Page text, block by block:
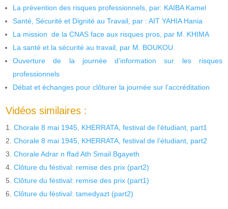
La prévention des risques professionnels, par: KAIBA Kamel
Santé, Sécurité et Dignité au Travail, par : AIT YAHIA Hania
La mission de la CNAS face aux risques pros, par M. KHIMA
La santé et la sécurité au travail, par M. BOUKOU
Ouverture de la journée d’information sur les risques
professionnels
Débat et échanges pour clôturer la journée sur l’accréditation
Vidéos similaires :
Chorale 8 mai 1945, KHERRATA, festival de l’étudiant, part1
Chorale 8 mai 1945, KHERRATA, festival de l’étudiant, part2
Chorale Adrar n ffad Ath Smail Bgayeth
Clôture du féstival: remise des prix (part2)
Clôture du féstival: remise des prix (part1)
Clôture du féstival: tamedyazt (part2)